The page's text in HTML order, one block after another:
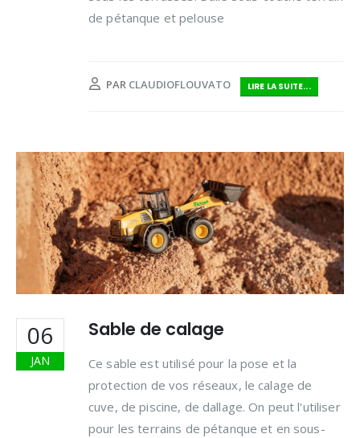
de pétanque et pelouse
PAR CLAUDIOFLOUVATO LIRE LA SUITE...
06
JAN
Sable de calage
Ce sable est utilisé pour la pose et la
protection de vos réseaux, le calage de
cuve, de piscine, de dallage. On peut l'utiliser
pour les terrains de pétanque et en sous-